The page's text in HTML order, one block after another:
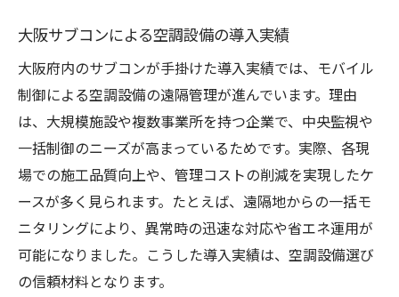
大阪サブコンによる空調設備の導入実績
大阪府内のサブコンが手掛けた導入実績では、モバイル
制御による空調設備の遠隔管理が進んでいます。理由
は、大規模施設や複数事業所を持つ企業で、中央監視や
一括制御のニーズが高まっているためです。実際、各現
場での施工品質向上や、管理コストの削減を実現したケ
ースが多く見られます。たとえば、遠隔地からの一括モ
ニタリングにより、異常時の迅速な対応や省エネ運用が
可能になりました。こうした導入実績は、空調設備選び
の信頼材料となります。